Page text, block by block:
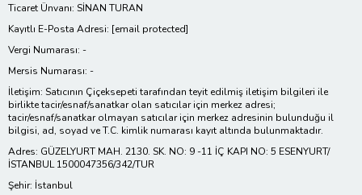
Ticaret Ünvanı: SİNAN TURAN
Kayıtlı E-Posta Adresi: [email protected]
Vergi Numarası: -
Mersis Numarası: -
İletişim: Satıcının Çiçeksepeti tarafından teyit edilmiş iletişim bilgileri ile
birlikte tacir/esnaf/sanatkar olan satıcılar için merkez adresi;
tacir/esnaf/sanatkar olmayan satıcılar için merkez adresinin bulunduğu il
bilgisi, ad, soyad ve T.C. kimlik numarası kayıt altında bulunmaktadır.
Adres: GÜZELYURT MAH. 2130. SK. NO: 9 -11 İÇ KAPI NO: 5 ESENYURT/
İSTANBUL 1500047356/342/TUR
Şehir: İstanbul